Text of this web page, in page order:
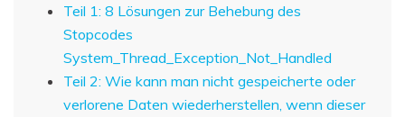
Teil 1: 8 Lösungen zur Behebung des
Stopcodes
System_Thread_Exception_Not_Handled
Teil 2: Wie kann man nicht gespeicherte oder
verlorene Daten wiederherstellen, wenn dieser